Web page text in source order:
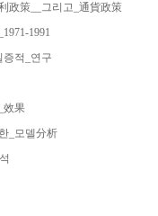
政策__그리고_通貨政策
1991
증적_연구
效果
_모델分析